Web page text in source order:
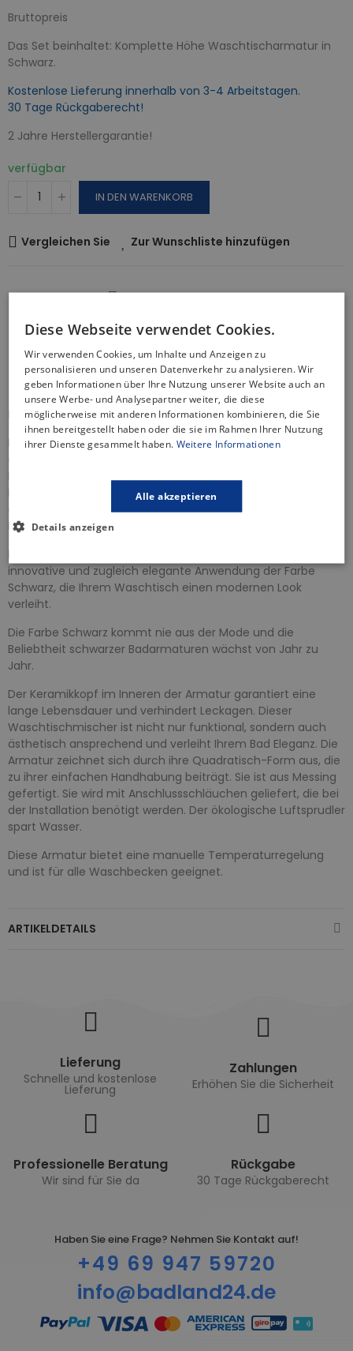
Bruttopreis
Das Set beinhaltet: Komplette Höhe Waschtischarmatur in
Schwarz.
Kostenlose Lieferung innerhalb von 3-4 Arbeitstagen.
30 Tage Rückgaberecht!
2 Jahre Herstellergarantie!
verfügbar
IN DEN WARENKORB
Vergleichen Sie Zur Wunschliste hinzufügen
30 Tage Rückgaberecht
Informationen zur Produktsicherheit
BESCHREIBUNG
Eine Waschtischarmatur ist ein Ausstattungsgegenstand,
Interieurs beeinflusst und Komfort bietet. Die von uns
angebotenen Armaturen zeichnen sich durch erstklassige
Funktionalität aus.
innovative und zugleich elegante Anwendung der Farbe
Schwarz, die Ihrem Waschtisch einen modernen Look
verleiht.
Die Farbe Schwarz kommt nie aus der Mode und die
Beliebtheit schwarzer Badarmaturen wächst von Jahr zu
Jahr.
Der Keramikkopf im Inneren der Armatur garantiert eine
lange Lebensdauer und verhindert Leckagen. Dieser
Waschtischmischer ist nicht nur funktional, sondern auch
ästhetisch ansprechend und verleiht Ihrem Bad Eleganz. Die
Armatur zeichnet sich durch ihre Quadratisch-Form aus, die
zu ihrer einfachen Handhabung beiträgt. Sie ist aus Messing
gefertigt. Sie wird mit Anschlussschläuchen geliefert, die bei
der Installation benötigt werden. Der ökologische Luftsprudler
spart Wasser.
Diese Armatur bietet eine manuelle Temperaturregelung
und ist für alle Waschbecken geeignet.
ARTIKELDETAILS
Lieferung
Schnelle und kostenlose
Lieferung
Zahlungen
Erhöhen Sie die Sicherheit
Professionelle Beratung
Wir sind für Sie da
Rückgabe
30 Tage Rückgaberecht
Haben Sie eine Frage? Nehmen Sie Kontakt auf!
+49 69 947 59720
info@badland24.de
Diese Webseite verwendet Cookies.
Wir verwenden Cookies, um Inhalte und Anzeigen zu
personalisieren und unseren Datenverkehr zu analysieren. Wir
geben Informationen über Ihre Nutzung unserer Website auch an
unsere Werbe- und Analysepartner weiter, die diese
möglicherweise mit anderen Informationen kombinieren, die Sie
ihnen bereitgestellt haben oder die sie im Rahmen Ihrer Nutzung
ihrer Dienste gesammelt haben. Weitere Informationen
Alle akzeptieren
Details anzeigen